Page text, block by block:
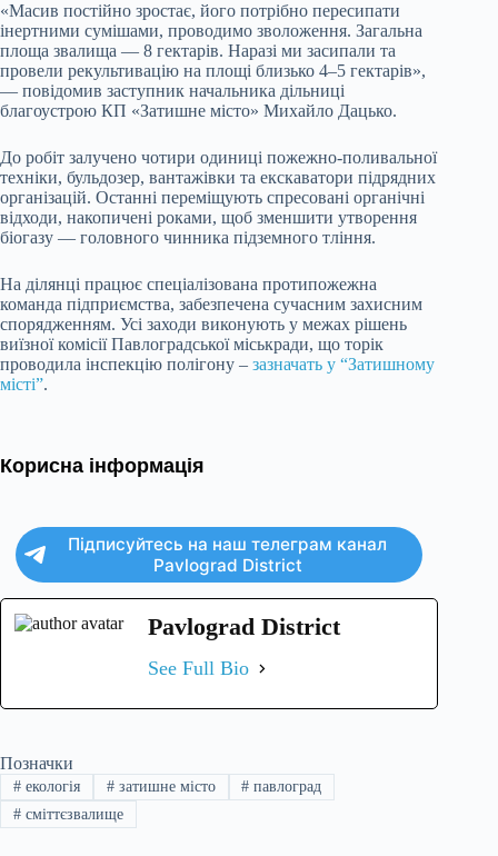
«Масив постійно зростає, його потрібно пересипати
інертними сумішами, проводимо зволоження. Загальна
площа звалища — 8 гектарів. Наразі ми засипали та
провели рекультивацію на площі близько 4–5 гектарів»,
— повідомив заступник начальника дільниці
благоустрою КП «Затишне місто» Михайло Дацько.
До робіт залучено чотири одиниці пожежно-поливальної
техніки, бульдозер, вантажівки та екскаватори підрядних
організацій. Останні переміщують спресовані органічні
відходи, накопичені роками, щоб зменшити утворення
біогазу — головного чинника підземного тління.
На ділянці працює спеціалізована протипожежна
команда підприємства, забезпечена сучасним захисним
спорядженням. Усі заходи виконують у межах рішень
виїзної комісії Павлоградської міськради, що торік
проводила інспекцію полігону – зазначать у “Затишному
місті”.
Корисна інформація
Підписуйтесь на наш телеграм канал
Pavlograd District
Pavlograd District
See Full Bio
Позначки
#екологія #затишне місто # павлоград
#сміттєзвалище